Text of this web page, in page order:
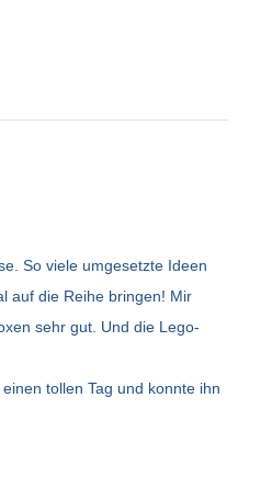
So viele umgesetzte Ideen
auf die Reihe bringen! Mir
sehr gut. Und die Lego-
tollen Tag und konnte ihn